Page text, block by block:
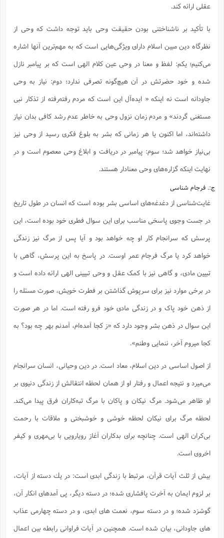
عقلی ارائه کند.
با تأکید بر ناشناختنی بودن حقیقت وحی باید توجه داشت که وحی از
نظرگاه دین مبین اسلام دارای ویژگی‌هایی است که به مهم‌ترین آنها اشاره
می‌کنیم؛ یکم: لفظ و معنا در وحی عین کلام الهی است که بر پیامبر نازل
شده و خود حضرتش در آن هیچ‌گونه تصرفی ندارد؛ دوم: نیاز به وحی
جاودانه است نه اینکه « ایده‌آل این است که مردم رفته‌رفته از تذکار نبی
مستغنی گردند» و مردم زمان نزول وحی به خاطر عدم رشد کافی بدان نیاز
داشته‌اند، اما اکنون یا هر زمانی که بشر به بلوغ فکری رسید از وحی نیز
بی‌نیاز خواهد شد؛ سوم: پیامبر در دریافت و ابلاغ وحی معصوم است و در
نهایت اینکه گزاره‌های وحی معنادار هستند.
ج:. فرجام شناسی
غایت‌شناسی از دغدغه‌های اساسی بشر بوده است که انسان در طول تاریخ
در جست وجوی پاسخی مناسب برای این سوال فطری خود بوده است، این
پرسش که سرانجام کار او چه خواهد بود و آیا پس از مرگ نیز زندگی
خواهد کرد یا مرگ فرجام عمر اوست. در پاسخ به این پرسش، گاهی با
تبیین مادی، و گاهی نیز با کمک عقل و وحی تبیینی الهی ارائه داده است و
در برخی موارد نیز برای سرپوش گذاشتن بر فطرت خویش، صورت مسئله را
از ذهن خود پاک و در زندگی مادی خود فرو رفته است. اما در هر صورت
این سوال در ذهن بشر وجود دارد که «ز کجا آمده‌ام، آمدنم بهر چه بود؟ به
کجا میروم آخر، ننمایی وطنم».
از اصول اساسی در دین اسلام، معاد است. در دین وحیانی، انسان سرانجام
می‌میرد و نتیجه اعمال و رفتار او از همان لحظه انتقالش از زندگی دنیوی بر
او ظاهر می‌شود. مرگ نیکان و پاکان با مرگ تبه‌کاران فرق پیدا می‌کند.
لحظه مرگ برای نیکان لحظه خوشی و خوشبختی و ملاقات با رحمت
بی‌کران الهی است. چنانچه برای بدکاران آغاز رویارویی با بی‌مهری و کیفر
اخروی است.
بيش از ثلث آيات قرآن، مرتبط با زندگى ابدى است: در يك دسته از آيات،
بر لزوم ايمان به آخرت پافشاری شده؛ در دسته ديگر، پى آمدهاى انكار آن،
گوشزد شده؛ و در دسته سوم، نعمت هاى ابدى، و در دسته چهارمى عذاب
هاى جاودانى، بيان شده است. همچنين در آيات فراوانى رابطه بين اعمال